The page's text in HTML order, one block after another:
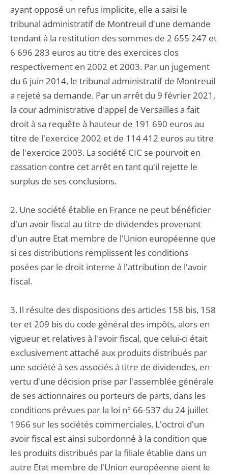
ayant opposé un refus implicite, elle a saisi le
tribunal administratif de Montreuil d'une demande
tendant à la restitution des sommes de 2 655 247 et
6 696 283 euros au titre des exercices clos
respectivement en 2002 et 2003. Par un jugement
du 6 juin 2014, le tribunal administratif de Montreuil
a rejeté sa demande. Par un arrêt du 9 février 2021,
la cour administrative d'appel de Versailles a fait
droit à sa requête à hauteur de 191 690 euros au
titre de l'exercice 2002 et de 114 412 euros au titre
de l'exercice 2003. La société CIC se pourvoit en
cassation contre cet arrêt en tant qu'il rejette le
surplus de ses conclusions.
2. Une société établie en France ne peut bénéficier
d'un avoir fiscal au titre de dividendes provenant
d'un autre Etat membre de l'Union européenne que
si ces distributions remplissent les conditions
posées par le droit interne à l'attribution de l'avoir
fiscal.
3. Il résulte des dispositions des articles 158 bis, 158
ter et 209 bis du code général des impôts, alors en
vigueur et relatives à l'avoir fiscal, que celui-ci était
exclusivement attaché aux produits distribués par
une société à ses associés à titre de dividendes, en
vertu d'une décision prise par l'assemblée générale
de ses actionnaires ou porteurs de parts, dans les
conditions prévues par la loi n° 66-537 du 24 juillet
1966 sur les sociétés commerciales. L'octroi d'un
avoir fiscal est ainsi subordonné à la condition que
les produits distribués par la filiale établie dans un
autre Etat membre de l'Union européenne aient le